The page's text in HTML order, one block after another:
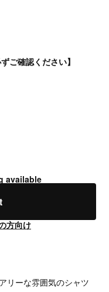
ご確認ください】
available
方向け
リーな雰囲気のシャツ